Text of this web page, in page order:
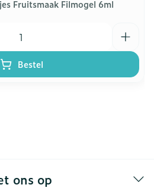
Fruitsmaak Filmogel 6ml
Bestel
ons op